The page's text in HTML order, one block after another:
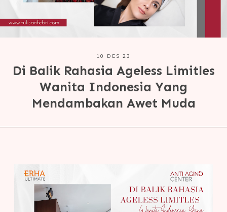
10 DES 23
Di Balik Rahasia Ageless Limitles
Wanita Indonesia Yang
Mendambakan Awet Muda